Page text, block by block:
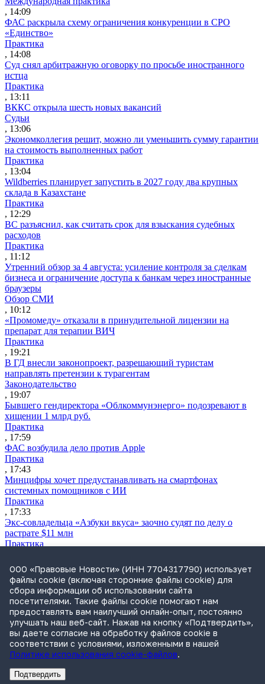
, 14:09
ФАС раскрыла схему ограничения конкуренции в СРО
«Единство»
Практика
, 14:08
Суд снял арбитражную оговорку по просьбе иностранного
истца
Практика
, 13:11
ВККС открыла шесть новых вакансий
Судьи
, 13:06
Экономколлегия решит, можно ли уменьшить сумму гарантии
на стоимость выполненных работ
Практика
, 13:04
Wildberries планирует запустить в 2027 году два крупных
склада в Казахстане
Практика
, 12:29
ВС разъяснил, как считать срок для взыскания судебных
расходов
Практика
, 11:12
Утренний обзор за 4 августа: усиление контроля за сделкам
бизнеса и ограничение доступа к банкам через иностранные
браузеры
Обзор СМИ
, 10:12
«Промомеду» отказали в принудительной лицензии на
препарат для терапии ВИЧ
Практика
, 19:21
В ГД внесли законопроект, разрешающий туристам
направлять претензии к турагентам
Законодательство
, 19:07
Бывшего гендиректора «Облкоммунэнерго» подозревают в
хищении 1 млрд руб.
Практика
, 17:59
ФАС возбудила дело против Apple
Практика
, 17:43
Минцифры хочет предустанавливать на смартфонах
системных помощников с ИИ
Практика
, 17:33
Экс-совладельца «Азбуки вкуса» заочно судят по делу о
растрате $11 млн
Практика
Суд не признал решение SCC по взысканию с российской
компании
Международная практика
, 17:01
Дроны могут начать применять для фиксации нарушений
ПДД
Практика
, 15:41
РекламаАдвокатское бюро Санкт-Петербурга «Вертикаль» ИНН 7841290773
ООО «Правовые Новости» (ИНН 7704317790) использует
файлы cookie (включая сторонние файлы cookie) для
сбора информации об использовании сайта
посетителями. Такие файлы cookie помогают нам
предоставлять вам наилучший онлайн-опыт, постоянно
улучшать наш веб-сайт. Нажав на кнопку «Подтвердить»,
вы даете согласие на обработку файлов cookie в
соответствии с условиями, изложенными в нашей
Политике использования cookie-файлов.
Подтвердить